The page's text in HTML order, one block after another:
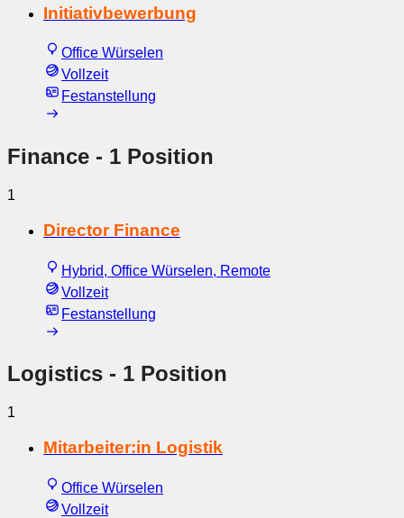
Initiativbewerbung
Office Würselen
Vollzeit
Festanstellung
Finance - 1 Position
1
Director Finance
Hybrid, Office Würselen, Remote
Vollzeit
Festanstellung
Logistics - 1 Position
1
Mitarbeiter:in Logistik
Office Würselen
Vollzeit